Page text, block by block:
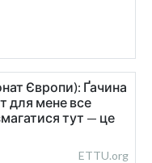
Європи): Ґачина
для мене все
тут — це
ETTU.org